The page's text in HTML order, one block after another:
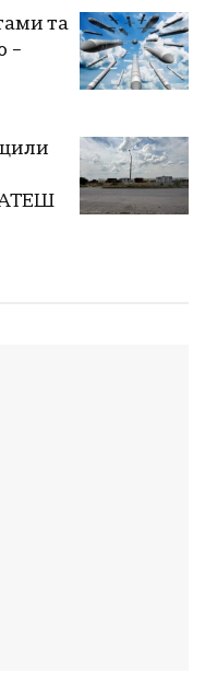
та
–
АТЕШ